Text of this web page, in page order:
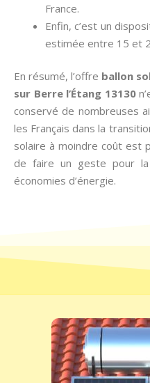
France.
Enfin, c’est un
estimée entre 15 et
En résumé, l’offre ballon
sur Berre l’Étang 13130
conservé de nombreuses
les Français dans la
solaire à moindre coût est
de faire un geste pour
économies d’énergie.